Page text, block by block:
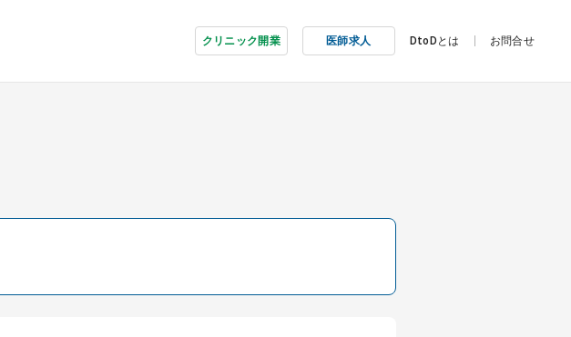
クリニック開業 医師求人 DtoDとは お問合せ